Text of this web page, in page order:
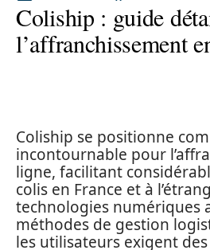
Coliship : guide
l’affranchissement
Coliship se positionne
incontournable pour
ligne, facilitant
colis en France et à
technologies numériques
méthodes de gestion
les utilisateurs exigent